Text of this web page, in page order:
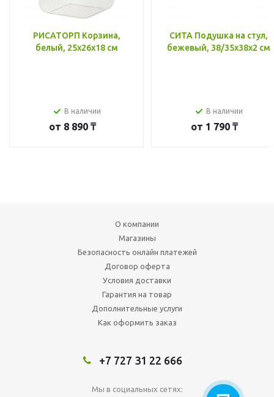
РИСАТОРП Корзина,
белый, 25x26x18 см
В наличии
от 8 890 ₸
СИТА Подушка на стул,
бежевый, 38/35x38x2 см
В наличии
от 1 790 ₸
О компании
Магазины
Безопасность онлайн платежей
Договор оферта
Условия доставки
Гарантия на товар
Дополнительные услуги
Как оформить заказ
+7 727 31 22 666
Мы в социальных сетях: